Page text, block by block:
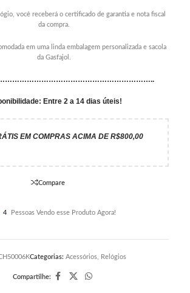
você receberá o certificado de garantia e nota fiscal
da compra.
em uma linda embalagem personalizada e sacola
da Gasfajol.
Entre 2 a 14 dias úteis!
EM COMPRAS ACIMA DE R$800,00
Compare
4 Pessoas Vendo esse Produto Agora!
Categorias: Acessórios, Relógios
Compartilhe: